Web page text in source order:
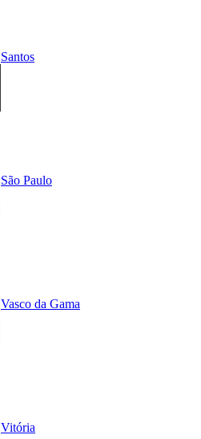
Santos
São Paulo
Vasco da Gama
Vitória